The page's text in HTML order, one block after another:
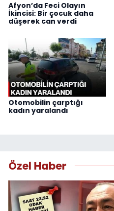
Afyon’da Feci Olayın
İkincisi: Bir çocuk daha
düşerek can verdi
Otomobilin çarptığı
kadın yaralandı
Özel Haber